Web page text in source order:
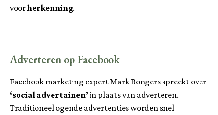
voorherkenning.
Adverteren op Facebook
Facebook marketing expert Mark Bongers spreekt over
‘social advertainen’ in plaats van adverteren.
Traditioneel ogende advertenties worden snel